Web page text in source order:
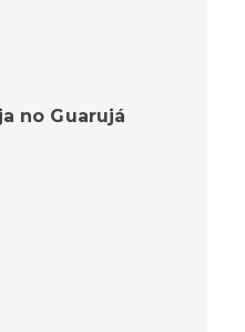
no Guarujá